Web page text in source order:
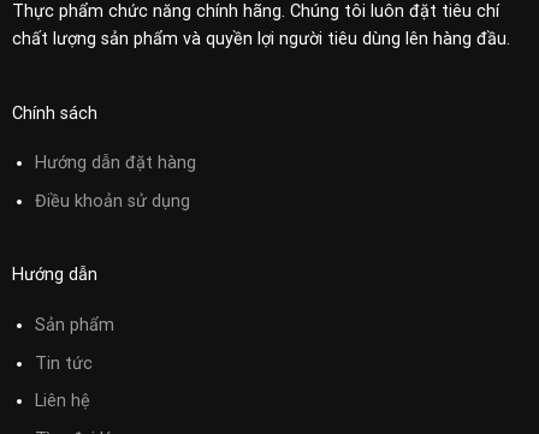
Thực phẩm chức năng chính hãng. Chúng tôi luôn đặt tiêu chí
chất lượng sản phẩm và quyền lợi người tiêu dùng lên hàng đầu.
Chính sách
Hướng dẫn đặt hàng
Điều khoản sử dụng
Hướng dẫn
Sản phẩm
Tin tức
Liên hệ